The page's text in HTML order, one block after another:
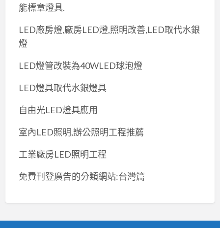
能標章燈具.
LED廠房燈,廠房LED燈,照明改善,LED取代水銀
燈
LED燈管改裝為40WLED球泡燈
LED燈具取代水銀燈具
自由光LED燈具應用
室內LED照明,辦公照明工程推薦
工業廠房LED照明工程
免費刊登廣告的分類網站:台灣篇